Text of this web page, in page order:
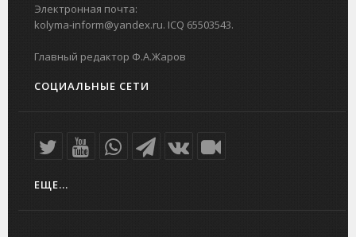
Электронная почта:
kolyma-inform@yandex.ru. ICQ 65503543.
Главный редактор Ф.А.Жаров
СОЦИАЛЬНЫЕ СЕТИ
ЕЩЕ...